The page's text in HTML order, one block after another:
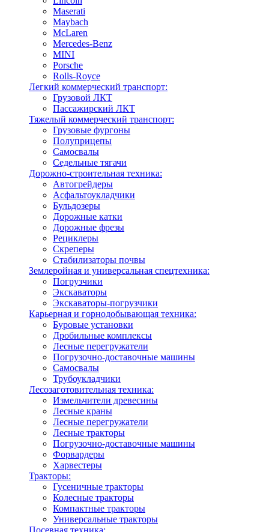
Maserati
Maybach
McLaren
Mercedes-Benz
MINI
Porsche
Rolls-Royce
Легкий коммерческий транспорт:
Грузовой ЛКТ
Пассажирский ЛКТ
Тяжелый коммерческий транспорт:
Грузовые фургоны
Полуприцепы
Самосвалы
Седельные тягачи
Дорожно-строительная техника:
Автогрейдеры
Асфальтоукладчики
Бульдозеры
Дорожные катки
Дорожные фрезы
Рециклеры
Скреперы
Стабилизаторы почвы
Землеройная и универсальная спецтехника:
Погрузчики
Экскаваторы
Экскаваторы-погрузчики
Карьерная и горнодобывающая техника:
Буровые установки
Дробильные комплексы
Лесные перегружатели
Погрузочно-доставочные машины
Самосвалы
Трубоукладчики
Лесозаготовительная техника:
Измельчители древесины
Лесные краны
Лесные перегружатели
Лесные тракторы
Погрузочно-доставочные машины
Форвардеры
Харвестеры
Тракторы:
Гусеничные тракторы
Колесные тракторы
Компактные тракторы
Универсальные тракторы
Посевная техника: